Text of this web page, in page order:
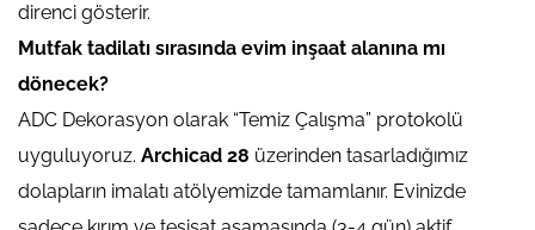
direnci gösterir.
Mutfak tadilatı sırasında evim inşaat alanına mı
dönecek?
ADC Dekorasyon olarak “Temiz Çalışma” protokolü
uyguluyoruz. Archicad 28 üzerinden tasarladığımız
dolapların imalatı atölyemizde tamamlanır. Evinizde